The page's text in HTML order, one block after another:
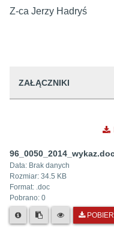
Z-ca Jerzy Hadryś
ZAŁĄCZNIKI
Data: Brak danych
Rozmiar: 34.5 KB
Format: .doc
Pobrano: 0